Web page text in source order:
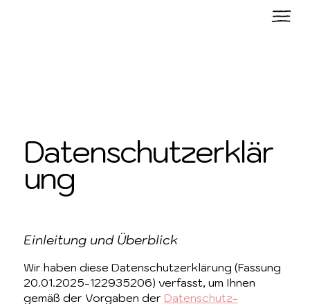
Datenschutzerklär
ung
Einleitung und Überblick
Wir haben diese Datenschutzerklärung (Fassung
20.01.2025-122935206) verfasst, um Ihnen
gemäß der Vorgaben der Datenschutz-